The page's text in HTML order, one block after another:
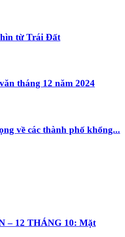
từ Trái Đất
tháng 12 năm 2024
về các thành phố khổng...
– 12 THÁNG 10: Mặt